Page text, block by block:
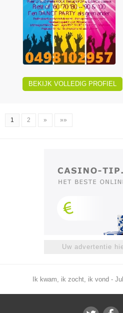
BEKIJK VOLLEDIG PROFIEL
1 2 » »»
Uw advertentie
Ik kwam, ik zocht, ik vond -